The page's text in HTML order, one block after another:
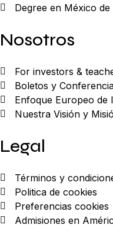
Degree en México
Nosotros
For investors &
Boletos y
Enfoque Europeo de
Nuestra Visión y
Legal
Términos y
Politica de cookies
Preferencias cookies
Admisiones en